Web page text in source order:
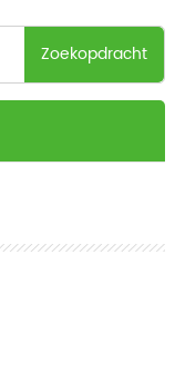
Zoekopdracht